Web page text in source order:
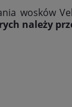
wosków
należy